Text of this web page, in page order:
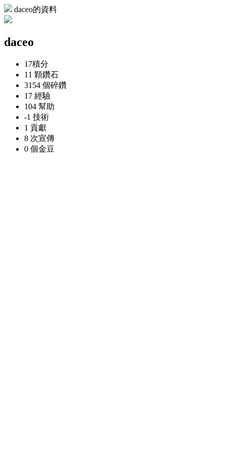
daceo的資料
daceo
17積分
11 顆鑽石
3154 個碎鑽
17 經驗
104 幫助
-1 技術
1 貢獻
8 次宣傳
0 個金豆